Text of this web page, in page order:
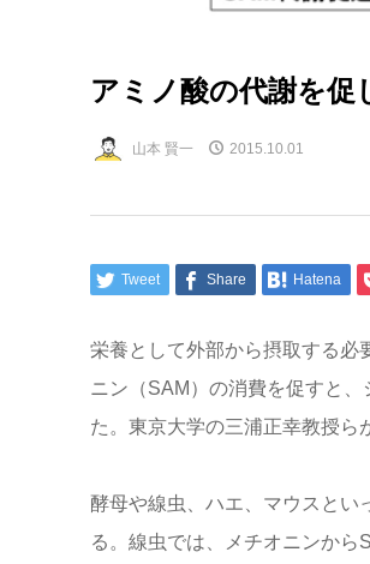
アミノ酸の代謝を
山本 賢一 2015.10.01
Tweet Share Hatena
栄養として外部から摂取する必
ニン（SAM）の消費を促すと
た。東京大学の三浦正幸教授ら
酵母や線虫、ハエ、マウスとい
る。線虫では、メチオニンから